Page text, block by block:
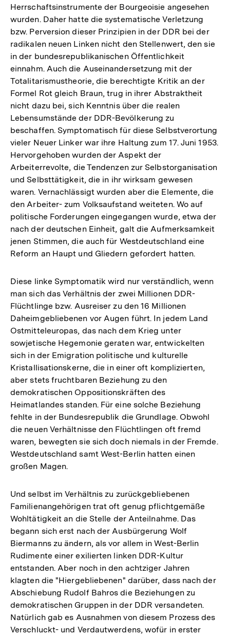
Herrschaftsinstrumente der Bourgeoisie angesehen
wurden. Daher hatte die systematische Verletzung
bzw. Perversion dieser Prinzipien in der DDR bei der
radikalen neuen Linken nicht den Stellenwert, den sie
in der bundesrepublikanischen Öffentlichkeit
einnahm. Auch die Auseinandersetzung mit der
Totalitarismustheorie, die berechtigte Kritik an der
Formel Rot gleich Braun, trug in ihrer Abstraktheit
nicht dazu bei, sich Kenntnis über die realen
Lebensumstände der DDR-Bevölkerung zu
beschaffen. Symptomatisch für diese Selbstverortung
vieler Neuer Linker war ihre Haltung zum 17. Juni 1953.
Hervorgehoben wurden der Aspekt der
Arbeiterrevolte, die Tendenzen zur Selbstorganisation
und Selbsttätigkeit, die in ihr wirksam gewesen
waren. Vernachlässigt wurden aber die Elemente, die
den Arbeiter- zum Volksaufstand weiteten. Wo auf
politische Forderungen eingegangen wurde, etwa der
nach der deutschen Einheit, galt die Aufmerksamkeit
jenen Stimmen, die auch für Westdeutschland eine
Reform an Haupt und Gliedern gefordert hatten.
Diese linke Symptomatik wird nur verständlich, wenn
man sich das Verhältnis der zwei Millionen DDR-
Flüchtlinge bzw. Ausreiser zu den 16 Millionen
Daheimgebliebenen vor Augen führt. In jedem Land
Ostmitteleuropas, das nach dem Krieg unter
sowjetische Hegemonie geraten war, entwickelten
sich in der Emigration politische und kulturelle
Kristallisationskerne, die in einer oft komplizierten,
aber stets fruchtbaren Beziehung zu den
demokratischen Oppositionskräften des
Heimatlandes standen. Für eine solche Beziehung
fehlte in der Bundesrepublik die Grundlage. Obwohl
die neuen Verhältnisse den Flüchtlingen oft fremd
waren, bewegten sie sich doch niemals in der Fremde.
Westdeutschland samt West-Berlin hatten einen
großen Magen.
Und selbst im Verhältnis zu zurückgebliebenen
Familienangehörigen trat oft genug pflichtgemäße
Wohltätigkeit an die Stelle der Anteilnahme. Das
begann sich erst nach der Ausbürgerung Wolf
Biermanns zu ändern, als vor allem in West-Berlin
Rudimente einer exilierten linken DDR-Kultur
entstanden. Aber noch in den achtziger Jahren
klagten die "Hiergebliebenen" darüber, dass nach der
Abschiebung Rudolf Bahros die Beziehungen zu
demokratischen Gruppen in der DDR versandeten.
Natürlich gab es Ausnahmen von diesem Prozess des
Verschluckt- und Verdautwerdens, wofür in erster